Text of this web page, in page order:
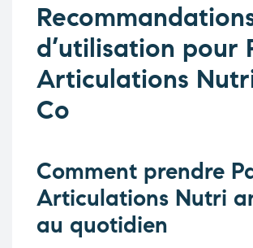
d’utilisation pour
Articulations
Co
Comment prendre
Articulations Nutri
au quotidien